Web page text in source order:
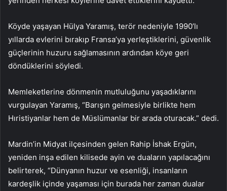
Köyde yaşayan Hülya Yaramış, terör nedeniyle 1990’lı
yıllarda evlerini bırakıp Fransa’ya yerleştiklerini, güvenlik
güçlerinin huzuru sağlamasının ardından köye geri
döndüklerini söyledi.
Memleketlerine dönmenin mutluluğunu yaşadıklarını
vurgulayan Yaramış, “Barışın gelmesiyle birlikte hem
Hıristiyanlar hem de Müslümanlar bir arada oturacak.” dedi.
Mardin’in Midyat ilçesinden gelen Rahip İshak Ergün,
yeniden inşa edilen kilisede ayin ve duaların yapılacağını
belirterek, “Dünyanın huzur ve esenliği, insanların
kardeşlik içinde yaşaması için burada her zaman dualar